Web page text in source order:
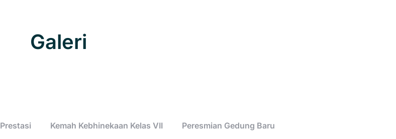
Galeri
Prestasi Kemah Kebhinekaan Kelas VII
Peresmian Gedung Baru